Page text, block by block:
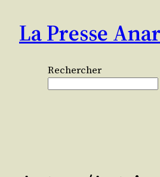
contenu
La Presse
Rechercher